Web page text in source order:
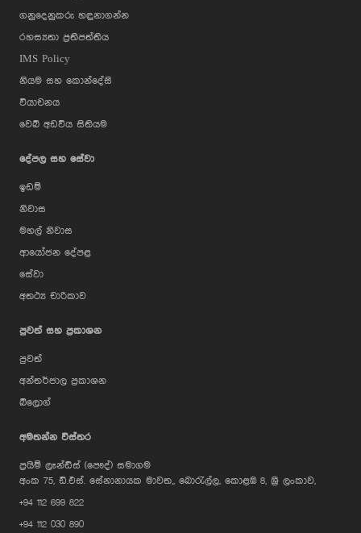
ගනුදෙනුකරු හඳුනාගන්න
රහස්‍යතා ප්‍රතිපත්තිය
IMS Policy
නියම සහ කොන්දේසි
වියාචනය
වෙබ් අඩවිය සිතියම
දේපල සහ සේවා
ඉඩම්
නිවාස
මහල් නිවාස
ආයෝජන දේපළ
සේවා
අතථ්‍ය චාරිකාව
පුවත් සහ ප්‍රකාශන
පුවත්
අන්තර්ජාල ප්‍රකාශන
බ්ලොග්
අමතන්න විස්තර
ප්‍රයිම් ලෑන්ඩ්ස් (පෞද්) සමාගම
අංක 75, ඩී.එස්. සේනානායක මාවත,, බොරැල්ල, කොළඹ 8, ශ්‍රී ලංකාව,
+94 112 699 822
+94 112 030 890
Hi, I'm Prime Bee, Your AI